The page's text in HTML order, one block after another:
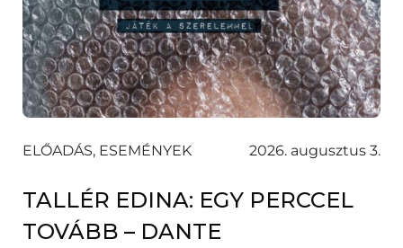
ELŐADÁS, ESEMÉNYEK 2026. augusztus 3.
TALLÉR EDINA: EGY PERCCEL
TOVÁBB – DANTE